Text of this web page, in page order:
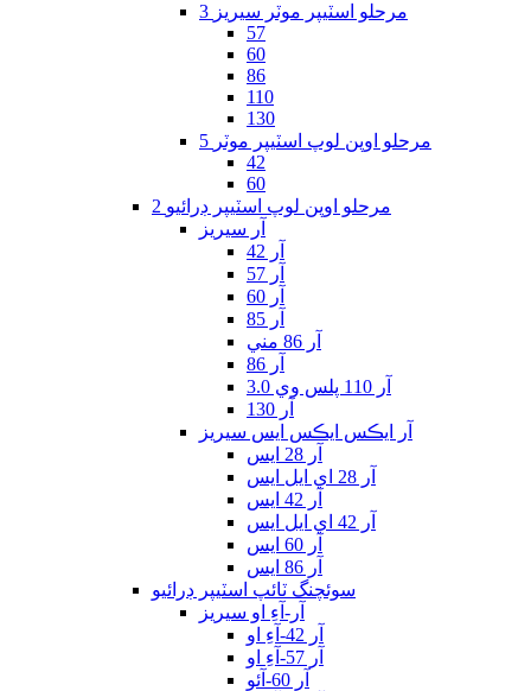
3 مرحلو اسٽيپر موٽر سيريز
57
60
86
110
130
5 مرحلو اوپن لوپ اسٽيپر موٽر
42
60
2 مرحلو اوپن لوپ اسٽيپر ڊرائيو
آر سيريز
آر 42
آر 57
آر 60
آر 85
آر 86 مني
آر 86
آر 110 پلس وي 3.0
آر 130
آر ايڪس ايڪس ايس سيريز
آر 28 ايس
آر 28 اي ايل ايس
آر 42 ايس
آر 42 اي ايل ايس
آر 60 ايس
آر 86 ايس
سوئچنگ ٽائپ اسٽيپر ڊرائيو
آر-آءِ او سيريز
آر 42-آءِ او
آر 57-آءِ او
آر 60-آئو